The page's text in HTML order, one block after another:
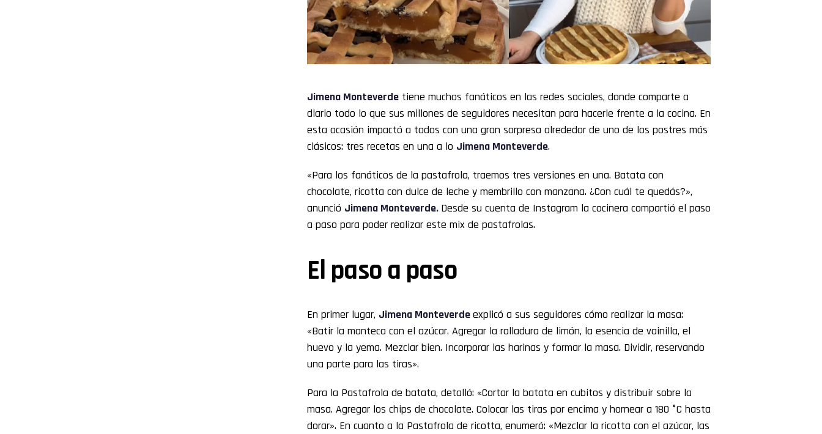
Jimena Monteverde tiene muchos fanáticos en las redes sociales, donde comparte a
diario todo lo que sus millones de seguidores necesitan para hacerle frente a la cocina. En
esta ocasión impactó a todos con una gran sorpresa alrededor de uno de los postres más
clásicos: tres recetas en una a lo Jimena Monteverde.
«Para los fanáticos de la pastafrola, traemos tres versiones en una. Batata con
chocolate, ricotta con dulce de leche y membrillo con manzana. ¿Con cuál te quedás?»,
anunció Jimena Monteverde. Desde su cuenta de Instagram la cocinera compartió el paso
a paso para poder realizar este mix de pastafrolas.
El paso a paso
En primer lugar, Jimena Monteverdeexplicó a sus seguidores cómo realizar la masa:
«Batir la manteca con el azúcar. Agregar la ralladura de limón, la esencia de vainilla, el
huevo y la yema. Mezclar bien. Incorporar las harinas y formar la masa. Dividir, reservando
una parte para las tiras».
Para la Pastafrola de batata, detalló: «Cortar la batata en cubitos y distribuir sobre la
masa. Agregar los chips de chocolate. Colocar las tiras por encima y hornear a 180 °C hasta
dorar». En cuanto a la Pastafrola de ricotta, enumeró: «Mezclar la ricotta con el azúcar, las